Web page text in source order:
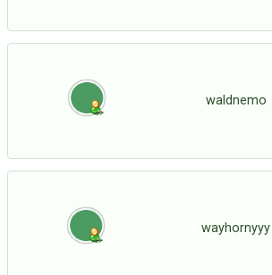
waldnemo
wayhornyyy